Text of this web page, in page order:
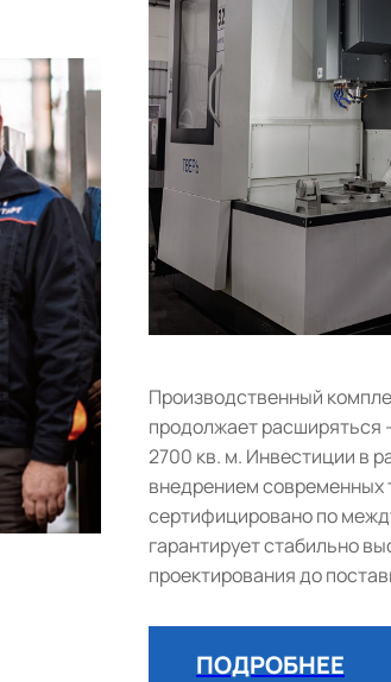
Производственный
продолжает расширяться
2700 кв. м. Инвестиции в
внедрением современных
сертифицировано по
гарантирует стабильно
проектирования до
ПОДРОБНЕЕ